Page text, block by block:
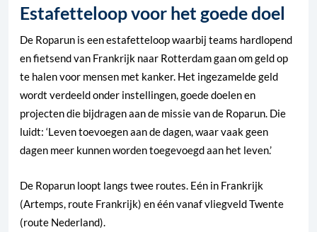
Estafetteloop voor het goede doel
De Roparun is een estafetteloop waarbij teams hardlopend
en fietsend van Frankrijk naar Rotterdam gaan om geld op
te halen voor mensen met kanker. Het ingezamelde geld
wordt verdeeld onder instellingen, goede doelen en
projecten die bijdragen aan de missie van de Roparun. Die
luidt: ‘Leven toevoegen aan de dagen, waar vaak geen
dagen meer kunnen worden toegevoegd aan het leven.’
De Roparun loopt langs twee routes. Eén in Frankrijk
(Artemps, route Frankrijk) en één vanaf vliegveld Twente
(route Nederland).